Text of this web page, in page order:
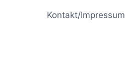
Kontakt/Impressum